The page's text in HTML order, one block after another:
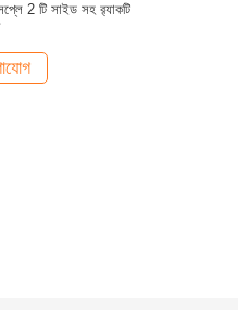
2 টি সাইড সহ র‌্যাকটি